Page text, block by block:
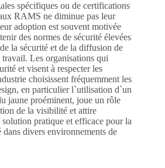
spécifiques ou de certifications
RAMS ne diminue pas leur
adoption est souvent motivée
des normes de sécurité élevées
la sécurité et de la diffusion de
Les organisations qui
et visent à respecter les
choisissent fréquemment les
en particulier l`utilisation d`un
jaune proéminent, joue un rôle
de la visibilité et attire
pratique et efficace pour la
divers environnements de